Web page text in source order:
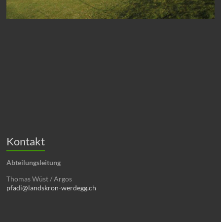
Kontakt
Abteilungsleitung
Thomas Wüst / Argos
pfadi@landskron-werdegg.ch